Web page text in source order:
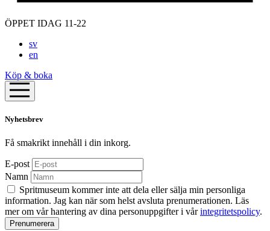
ÖPPET IDAG 11-22
sv
en
Köp & boka
Nyhetsbrev
Få smakrikt innehåll i din inkorg.
E-post
Namn
Spritmuseum kommer inte att dela eller sälja min personliga
information. Jag kan när som helst avsluta prenumerationen. Läs
mer om vår hantering av dina personuppgifter i vårintegritetspolicy.